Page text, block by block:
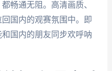
畅通无阻。高清画质、
国内的观赛氛围中。即
国内的朋友同步欢呼呐